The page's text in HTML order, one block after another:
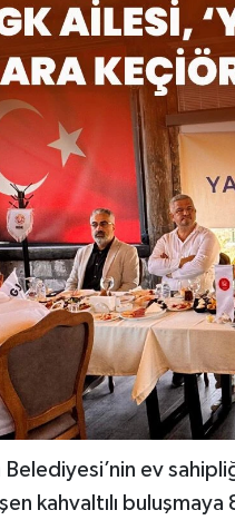
Belediyesi’nin ev
kahvaltılı